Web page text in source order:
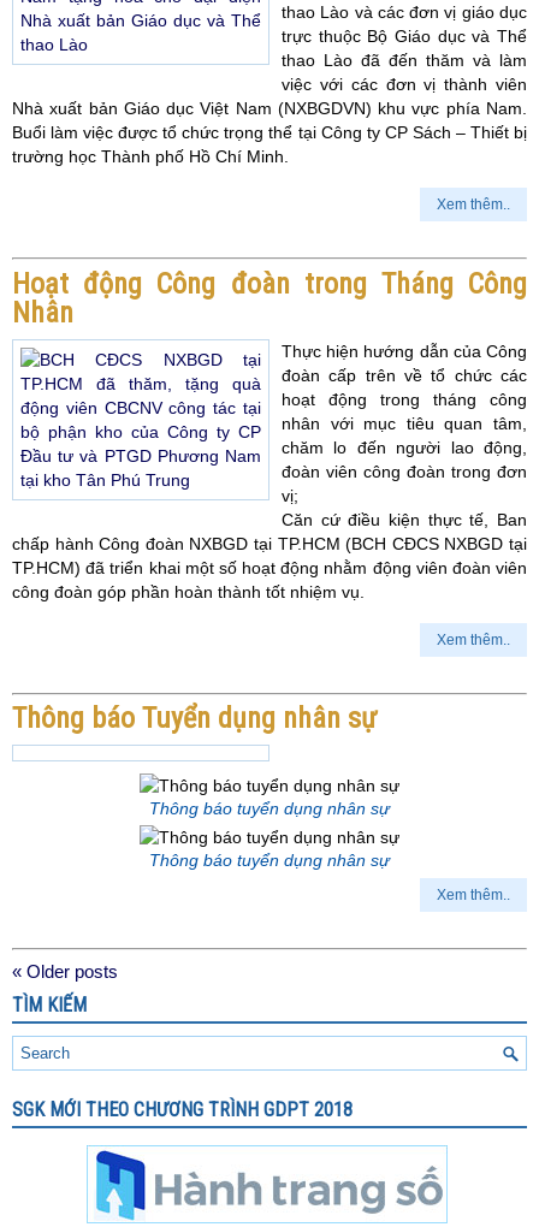
thao Lào và các đơn vị giáo dục
trực thuộc Bộ Giáo dục và Thể
thao Lào đã đến thăm và làm
việc với các đơn vị thành viên
Nhà xuất bản Giáo dục Việt Nam (NXBGDVN) khu vực phía Nam.
Buổi làm việc được tổ chức trọng thể tại Công ty CP Sách – Thiết bị
trường học Thành phố Hồ Chí Minh.
Xem thêm..
Hoạt động Công đoàn trong Tháng Công
Nhân
Thực hiện hướng dẫn của Công
đoàn cấp trên về tổ chức các
hoạt động trong tháng công
nhân với mục tiêu quan tâm,
chăm lo đến người lao động,
đoàn viên công đoàn trong đơn
vị;
Căn cứ điều kiện thực tế, Ban
chấp hành Công đoàn NXBGD tại TP.HCM (BCH CĐCS NXBGD tại
TP.HCM) đã triển khai một số hoạt động nhằm động viên đoàn viên
công đoàn góp phần hoàn thành tốt nhiệm vụ.
Xem thêm..
Thông báo Tuyển dụng nhân sự
Thông báo tuyển dụng nhân sự
Thông báo tuyển dụng nhân sự
Xem thêm..
« Older posts
TÌM KIẾM
SGK MỚI THEO CHƯƠNG TRÌNH GDPT 2018